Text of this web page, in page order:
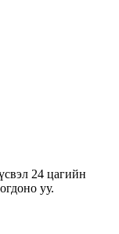
24 цагийн
уу.